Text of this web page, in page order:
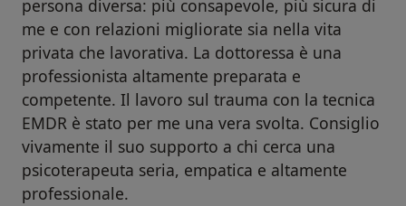
persona diversa: più consapevole, più sicura di
me e con relazioni migliorate sia nella vita
privata che lavorativa. La dottoressa è una
professionista altamente preparata e
competente. Il lavoro sul trauma con la tecnica
EMDR è stato per me una vera svolta. Consiglio
vivamente il suo supporto a chi cerca una
psicoterapeuta seria, empatica e altamente
professionale.